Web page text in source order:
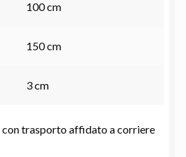
100 cm
150 cm
3 cm
con trasporto affidato a corriere